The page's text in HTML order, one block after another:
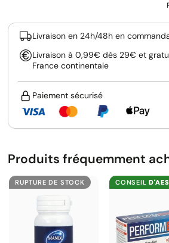
Livraison en 24h/48h en
Livraison à 0,99€ dès 29€ et
France continentale
Paiement sécurisé
Produits fréquemment
RUPTURE DE STOCK CONSEIL